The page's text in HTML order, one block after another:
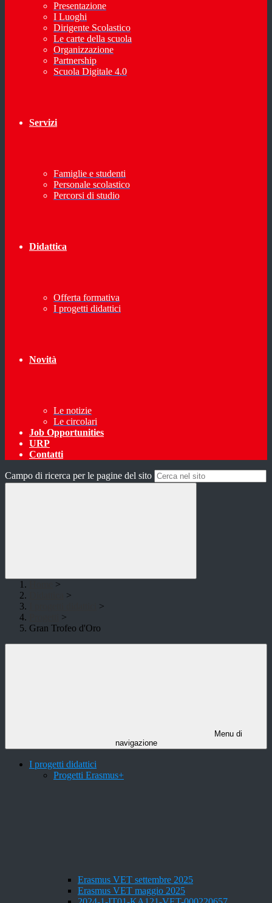
Presentazione
I Luoghi
Dirigente Scolastico
Le carte della scuola
Organizzazione
Partnership
Scuola Digitale 4.0
Servizi
Famiglie e studenti
Personale scolastico
Percorsi di studio
Didattica
Offerta formativa
I progetti didattici
Novità
Le notizie
Le circolari
Job Opportunities
URP
Contatti
Campo di ricerca per le pagine del sito
>
>
>
>
Gran Trofeo d'Oro
Menu di
navigazione
I progetti didattici
Progetti Erasmus+
Erasmus VET settembre 2025
Erasmus VET maggio 2025